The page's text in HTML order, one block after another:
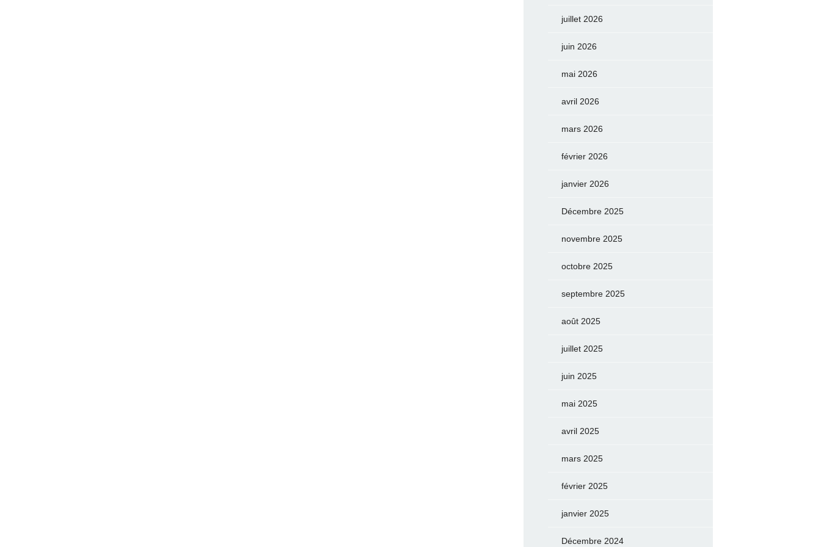
juillet 2026
juin 2026
mai 2026
avril 2026
mars 2026
février 2026
janvier 2026
Décembre 2025
novembre 2025
octobre 2025
septembre 2025
août 2025
juillet 2025
juin 2025
mai 2025
avril 2025
mars 2025
février 2025
janvier 2025
Décembre 2024